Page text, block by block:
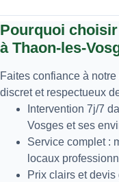
Pourquoi
à Thaon-les-
Faites confiance à
discret et respectueux
Intervention 7j/7
Vosges et ses
Service complet :
locaux
Prix clairs et